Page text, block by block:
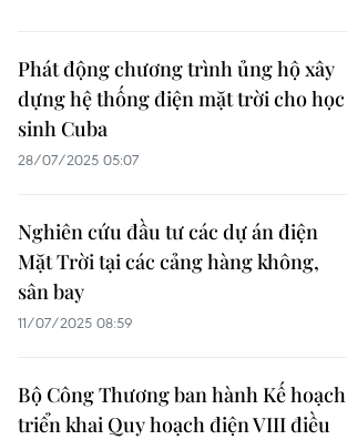
Phát động chương trình ủng hộ xây
dựng hệ thống điện mặt trời cho học
sinh Cuba
28/07/2025 05:07
Nghiên cứu đầu tư các dự án điện
Mặt Trời tại các cảng hàng không,
sân bay
11/07/2025 08:59
Bộ Công Thương ban hành Kế hoạch
triển khai Quy hoạch điện VIII điều